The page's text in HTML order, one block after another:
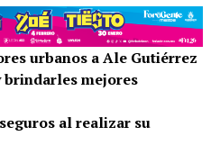
urbanos a Ale Gutiérrez
mejores
al realizar su